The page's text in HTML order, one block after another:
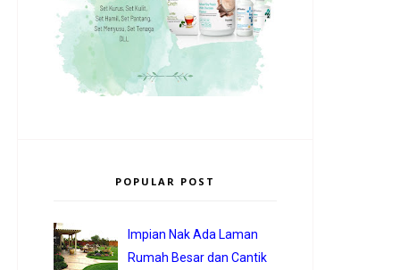
POPULAR POST
Impian Nak Ada Laman
Rumah Besar dan Cantik